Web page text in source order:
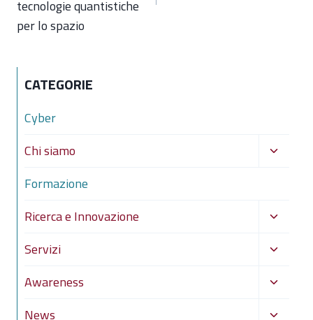
tecnologie quantistiche
per lo spazio
CATEGORIE
Cyber
Chi siamo
Alterna
Formazione
Ricerca e Innovazione
Alterna
figlio
Servizi
Alterna
figlio
Awareness
Alterna
News
Alterna